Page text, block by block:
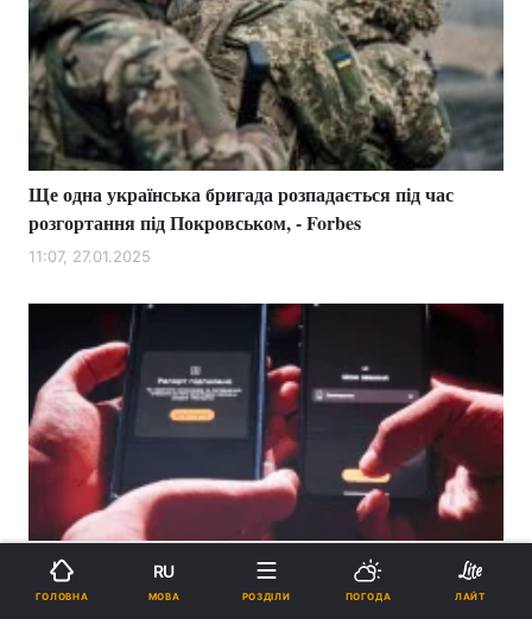
Ще одна українська бригада розпадається під час
розгортання під Покровськом, - Forbes
11:07, 27.01.2025
Військові всього за 1 гривню отримуватимуть посилки
від "Нової пошти": деталі
ГОЛОВНА
RU
МОВА РОЗДІЛИ ПОГОДА ЛАЙТ